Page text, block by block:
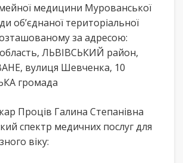
медицини Мурованської
об’єднаної територіальної
за адресою:
ЛЬВІВСЬКИЙ район,
вулиця Шевченка, 10
громада
Проців Галина Степанівна
спектр медичних послуг для
віку: